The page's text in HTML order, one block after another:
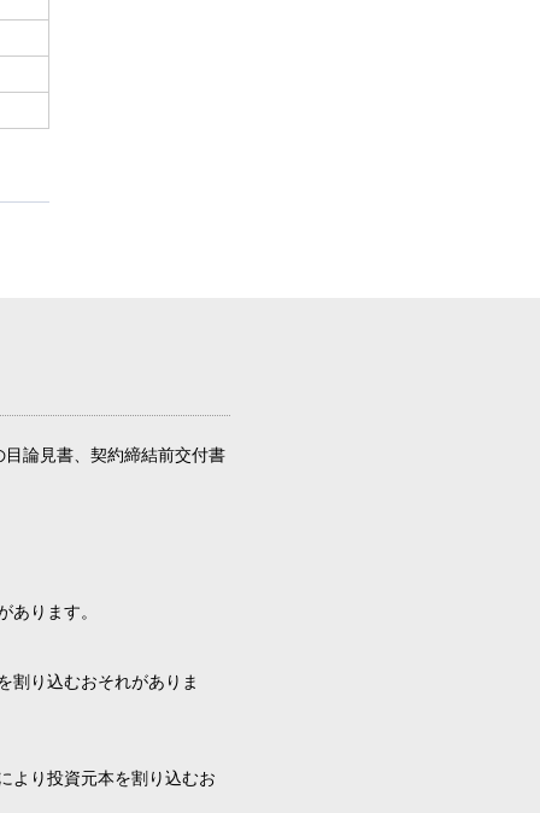
論見書、契約締結前交付書
ります。
割り込むおそれがありま
より投資元本を割り込むお